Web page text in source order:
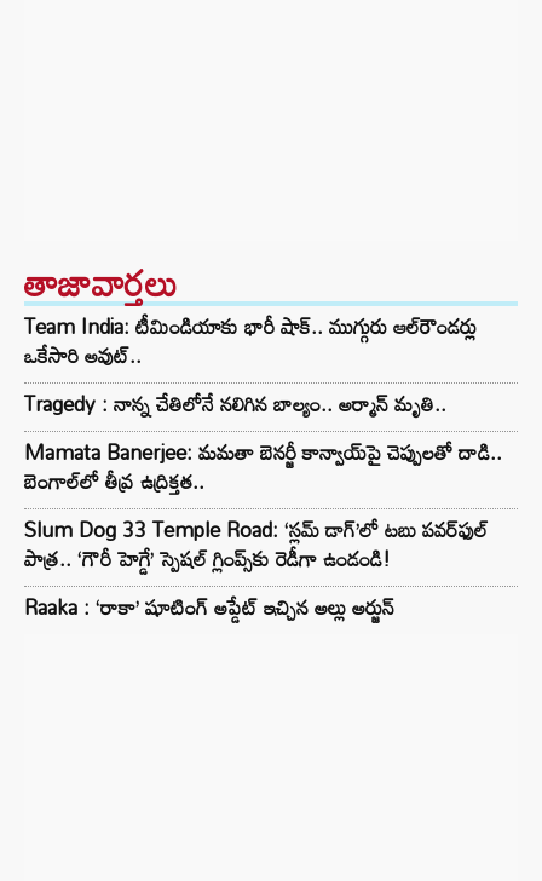
తాజావార్తలు
Team India: టీమిండియాకు భారీ షాక్.. ముగ్గురు ఆల్‌రౌండర్లు
ఒకేసారి అవుట్..
Tragedy : నాన్న చేతిలోనే నలిగిన బాల్యం.. అర్మాన్ మృతి..
Mamata Banerjee: మమతా బెనర్జీ కాన్వాయ్‌పై చెప్పులతో దాడి..
బెంగాల్‌లో తీవ్ర ఉద్రిక్తత..
Slum Dog 33 Temple Road: ‘స్లమ్ డాగ్’లో టబు పవర్‌ఫుల్
పాత్ర.. ‘గౌరీ హెగ్డే’ స్పెషల్ గ్లింప్స్‌కు రెడీగా ఉండండి!
Raaka : ‘రాకా’ షూటింగ్ అప్డేట్ ఇచ్చిన అల్లు అర్జున్